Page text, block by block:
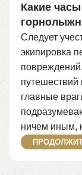
Какие
Следует
экипировка
главные
ничем иным,